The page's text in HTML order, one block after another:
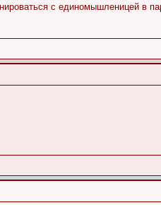
с единомышленицей в